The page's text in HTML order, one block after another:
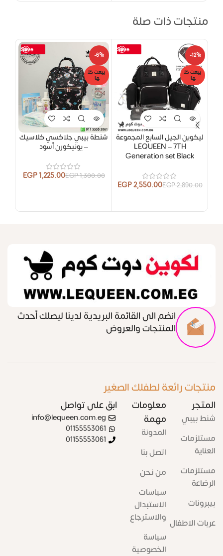
منتجات ذات صلة
Save
-12%
بيعت كل
ها
ليكوين الجيل السابع المجموعة
LEQUEEN – 7TH
Generation set Black
2,890.00
EGP
2,550.00
EGP
Save
-6%
بيعت كل
ها
شنطة بيبي جلاكسي كلاسيك
– يونيكورن أسود
1,300.00
EGP
1,225.00
EGP
انضم الى القائمة البريدية لدينا ليصلك أحدث
المنتجات والعروض
منتجات رائعة لطفلك الصغير
المتجر
شنط بيبي
مستلزمات
العناية
مستلزمات
الرضاعة
بيبرونات
عربات الاطفال
معلومات
مهمة
المدونة
اتصل بنا
من نحن
سياسات
الاستبدال
والاسترجاع
سياسة
الخصوصية
ابق على تواصل
info@lequeen.com.eg
01155553061
01155553061